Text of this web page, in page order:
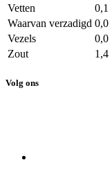
Vetten
0,1
Waarvan verzadigd 0,0
Vezels
0,0
Zout
1,4
Volg ons